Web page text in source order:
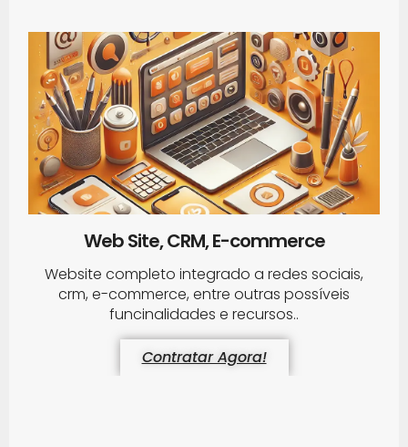
Web Site, CRM, E-commerce
Website completo integrado a redes sociais,
crm, e-commerce, entre outras possíveis
funcinalidades e recursos..
Contratar Agora!